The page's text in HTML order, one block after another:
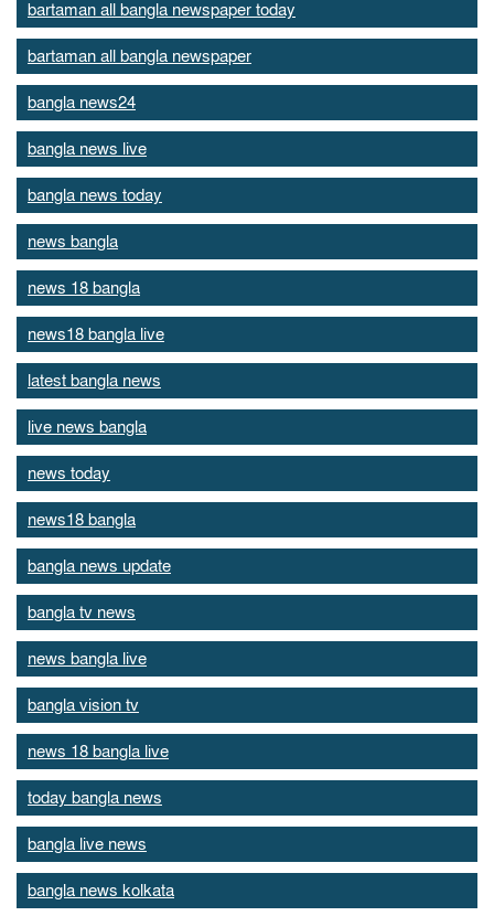
bartaman all bangla newspaper today
bartaman all bangla newspaper
bangla news24
bangla news live
bangla news today
news bangla
news 18 bangla
news18 bangla live
latest bangla news
live news bangla
news today
news18 bangla
bangla news update
bangla tv news
news bangla live
bangla vision tv
news 18 bangla live
today bangla news
bangla live news
bangla news kolkata